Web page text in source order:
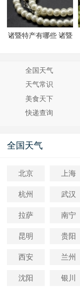
诸暨特产有哪些 诸暨
全国天气
天气常识
美食天下
快递查询
全国天气
北京 上海
杭州 武汉
拉萨 南宁
昆明 贵阳
西安 兰州
沈阳 银川